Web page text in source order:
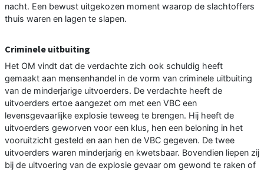
nacht. Een bewust uitgekozen moment waarop de slachtoffers
thuis waren en lagen te slapen.
Criminele uitbuiting
Het OM vindt dat de verdachte zich ook schuldig heeft
gemaakt aan mensenhandel in de vorm van criminele uitbuiting
van de minderjarige uitvoerders. De verdachte heeft de
uitvoerders ertoe aangezet om met een VBC een
levensgevaarlijke explosie teweeg te brengen. Hij heeft de
uitvoerders geworven voor een klus, hen een beloning in het
vooruitzicht gesteld en aan hen de VBC gegeven. De twee
uitvoerders waren minderjarig en kwetsbaar. Bovendien liepen zij
bij de uitvoering van de explosie gevaar om gewond te raken of